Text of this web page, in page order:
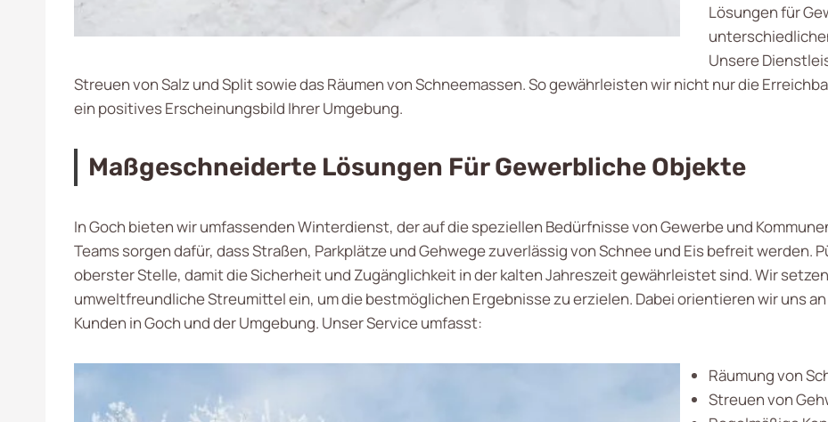
Lösungen für
Unsere
Streuen von Salz und Split sowie das Räumen von Schneemassen. So gewährleisten wir nicht nur die
ein positives Erscheinungsbild Ihrer Umgebung.
Maßgeschneiderte Lösungen Für Gewerbliche Objekte
In Goch bieten wir umfassenden Winterdienst, der auf die speziellen Bedürfnisse von Gewerbe und
Teams sorgen dafür, dass Straßen, Parkplätze und Gehwege zuverlässig von Schnee und Eis befreit werden.
oberster Stelle, damit die Sicherheit und Zugänglichkeit in der kalten Jahreszeit gewährleistet sind. Wir
umweltfreundliche Streumittel ein, um die bestmöglichen Ergebnisse zu erzielen. Dabei orientieren wir uns
Kunden in Goch und der Umgebung. Unser Service umfasst:
Räumung von
Streuen von